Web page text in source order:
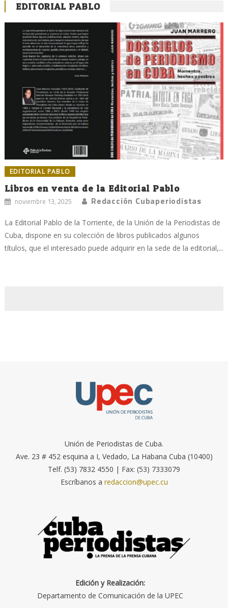
EDITORIAL PABLO
EDITORIAL PABLO
Libros en venta de la Editorial Pablo
noviembre 13, 2025 Redacción Cubaperiodistas
La Editorial Pablo de la Torriente, de la Unión de la Periodistas de
Cuba, dispone en su colección de libros publicados algunos
títulos, que el interesado puede adquirir en la sede de la editorial,...
Unión de Periodistas de Cuba.
Ave. 23 # 452 esquina a I, Vedado, La Habana Cuba (10400)
Telf. (53) 7832 4550 | Fax: (53) 7333079
Escríbanos a redaccion@upec.cu
Edición y Realización:
Departamento de Comunicación de la UPEC